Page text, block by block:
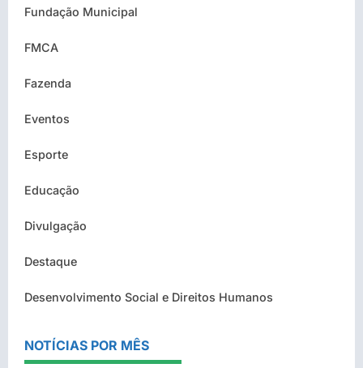
Fundação Municipal
FMCA
Fazenda
Eventos
Esporte
Educação
Divulgação
Destaque
Desenvolvimento Social e Direitos Humanos
NOTÍCIAS POR MÊS